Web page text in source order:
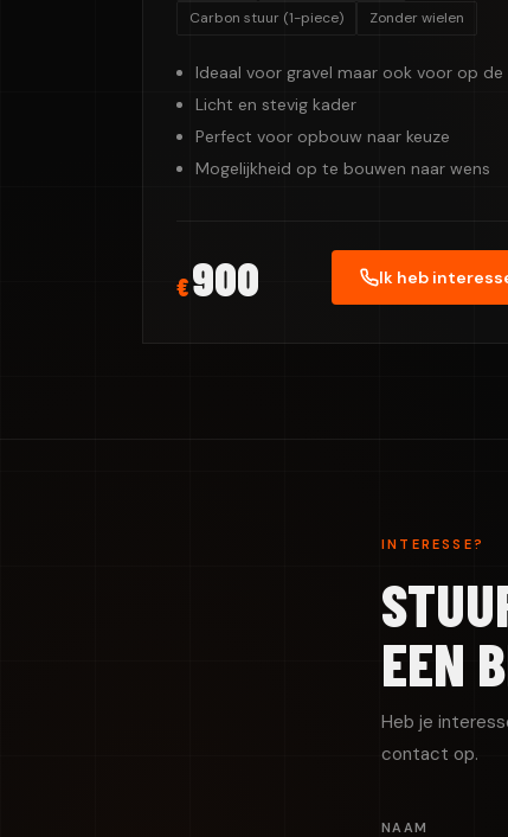
Carbon stuur (1-piece)
Zonder wielen
Ideaal voor gravel maar ook voor op de
Licht en stevig kader
Perfect voor opbouw naar keuze
Mogelijkheid op te bouwen naar wens
€900 Ik heb
INTERESSE?
EEN
Heb je
contact op.
NAAM